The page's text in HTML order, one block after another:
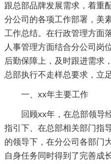
跟总部品牌发展需求，着重
分公司的各项工作部署，美
工作总结。在行政管理方面
人事管理方面结合分公司岗
后勤保障上，及时跟进需求
总部执行不走样总要求，立
一、xx年主要工作
回顾xx年，在总部领导
指引下、在总部相关部门指
的领导下，在分公司各部门
自身任务同时得到了完善成